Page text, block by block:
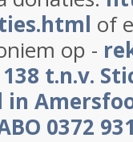
of
op -
t.n.v.
in
0372